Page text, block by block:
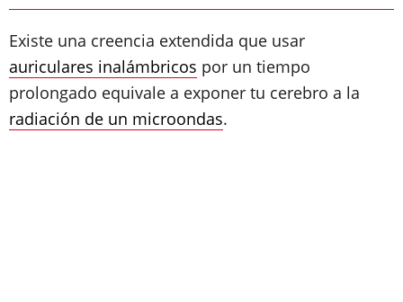
Existe una creencia extendida que usar
auriculares inalámbricos por un tiempo
prolongado equivale a exponer tu cerebro a la
radiación de un microondas.